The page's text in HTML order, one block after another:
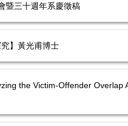
暨三十週年系慶徵稿
】黃光甫博士
the Victim-Offender